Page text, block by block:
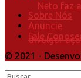
Sobre Nós
Anuncie
Fale
© 2021 -